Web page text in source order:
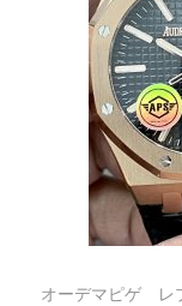
オーデマピゲ レ